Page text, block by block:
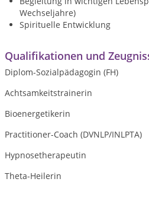
Wechseljahre)
Spirituelle Entwicklung
Qualifikationen und
Diplom-Sozialpädagogin (FH)
Achtsamkeitstrainerin
Bioenergetikerin
Practitioner-Coach (DVNLP/INLPTA)
Hypnosetherapeutin
Theta-Heilerin